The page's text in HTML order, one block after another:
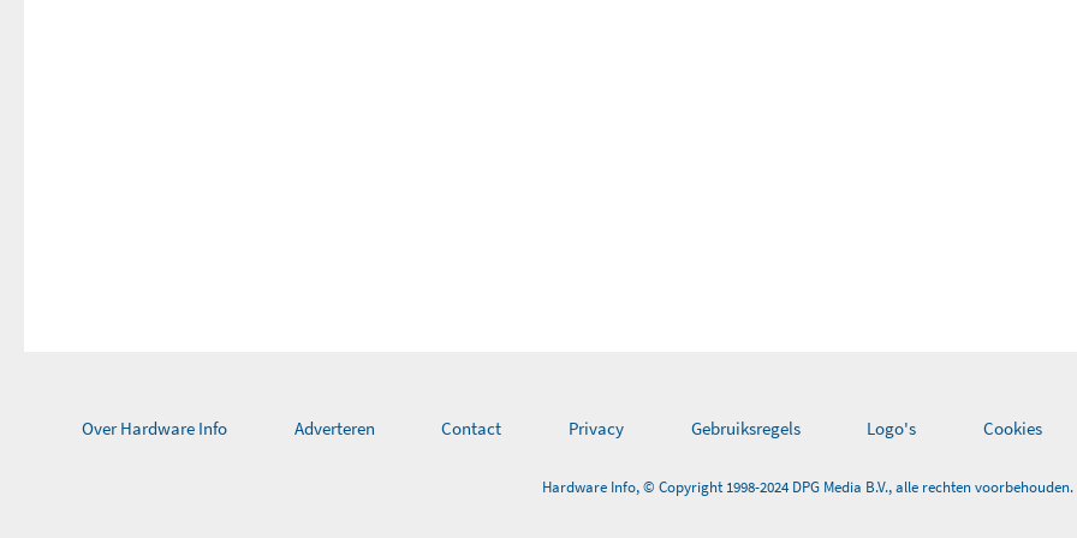
Over Hardware Info Adverteren Contact Privacy Gebruiksregels Logo's Cookies
Hardware Info, © Copyright 1998-2024 DPG Media B.V., alle rechten voorbehouden.